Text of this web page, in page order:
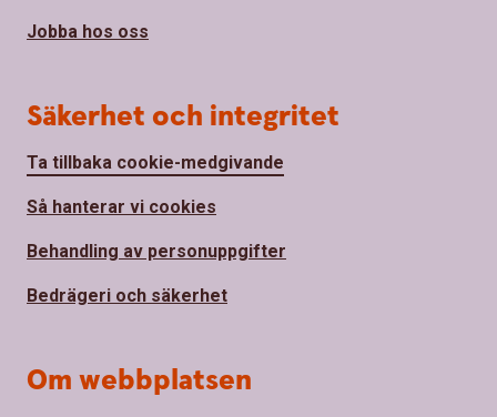
Jobba hos oss
Säkerhet och integritet
Ta tillbaka cookie-medgivande
Så hanterar vi cookies
Behandling av personuppgifter
Bedrägeri och säkerhet
Om webbplatsen